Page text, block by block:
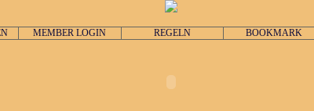
MEMBER LOGIN REGELN BOOKMARK